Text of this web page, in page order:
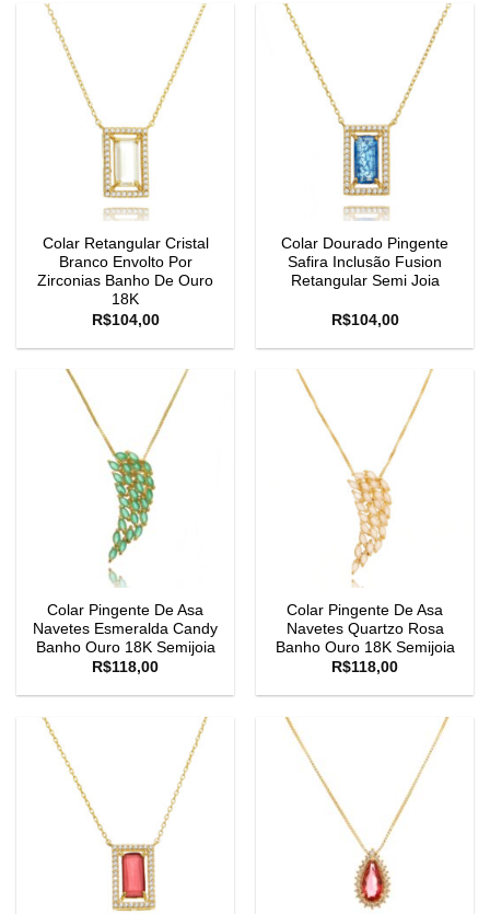
Colar Retangular Cristal
Branco Envolto Por
Zirconias Banho De Ouro
18K
R$104,00
Colar Dourado Pingente
Safira Inclusão Fusion
Retangular Semi Joia
R$104,00
Colar Pingente De Asa
Navetes Esmeralda Candy
Banho Ouro 18K Semijoia
R$118,00
Colar Pingente De Asa
Navetes Quartzo Rosa
Banho Ouro 18K Semijoia
R$118,00